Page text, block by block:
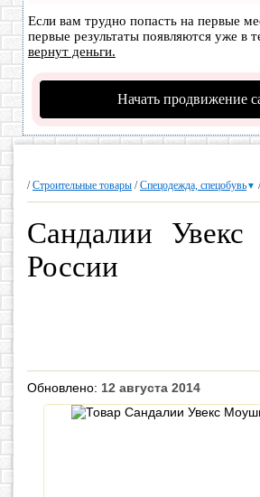
Если вам трудно попасть на первые
первые результаты появляются уже в
вернут деньги.
Начать продвижение
/Строительные товары /Спецодежда, спецобувь▼
Сандалии
России
Обновлено: 12 августа 2014